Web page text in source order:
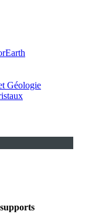
Géologie
supports